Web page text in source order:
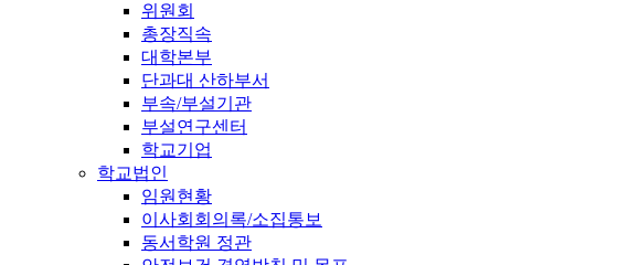
위원회
총장직속
대학본부
단과대 산하부서
부속/부설기관
부설연구센터
학교기업
학교법인
임원현황
이사회회의록/소집통보
동서학원 정관